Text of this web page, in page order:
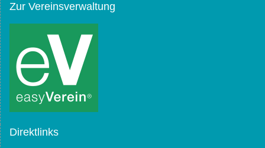
Zur Vereinsverwaltung
Direktlinks